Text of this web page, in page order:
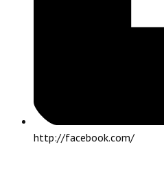
http://facebook.com/